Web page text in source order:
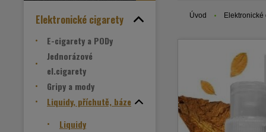
Elektronické cigarety
E-cigarety a PODy
Jednorázové
el.cigarety
Gripy a mody
Liquidy, příchutě, báze
Liquidy
Úvod Elektronické